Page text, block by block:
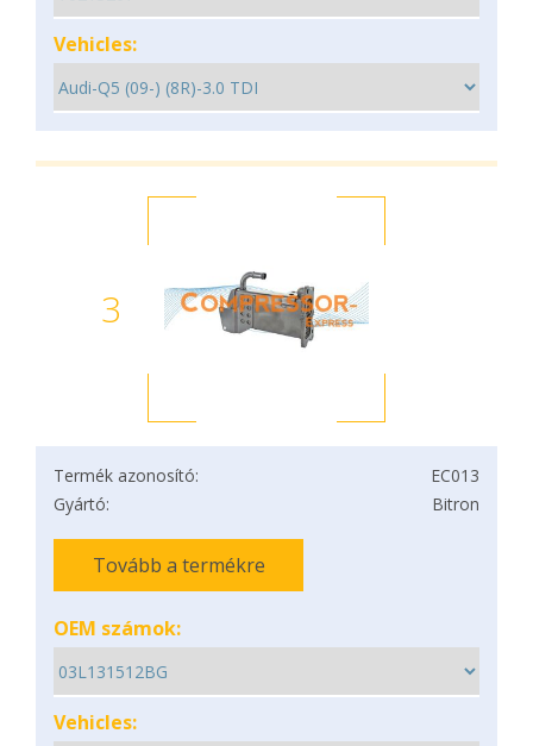
Vehicles:
3
Termék azonosító:
EC013
Gyártó:
Bitron
Tovább a termékre
OEM számok:
Vehicles: